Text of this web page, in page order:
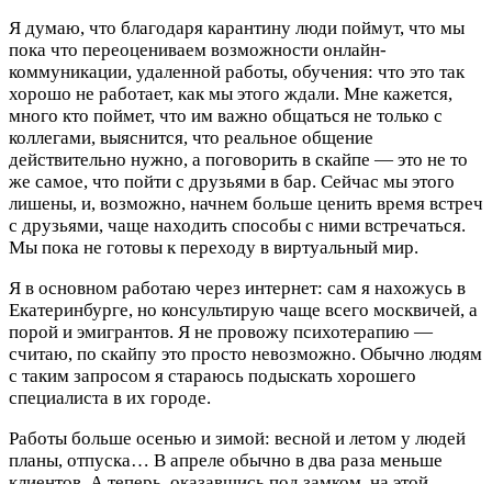
Я думаю, что благодаря карантину люди поймут, что мы
пока что переоцениваем возможности онлайн-
коммуникации, удаленной работы, обучения: что это так
хорошо не работает, как мы этого ждали. Мне кажется,
много кто поймет, что им важно общаться не только с
коллегами, выяснится, что реальное общение
действительно нужно, а поговорить в скайпе — это не то
же самое, что пойти с друзьями в бар. Сейчас мы этого
лишены, и, возможно, начнем больше ценить время встреч
с друзьями, чаще находить способы с ними встречаться.
Мы пока не готовы к переходу в виртуальный мир.
Я в основном работаю через интернет: сам я нахожусь в
Екатеринбурге, но консультирую чаще всего москвичей, а
порой и эмигрантов. Я не провожу психотерапию —
считаю, по скайпу это просто невозможно. Обычно людям
с таким запросом я стараюсь подыскать хорошего
специалиста в их городе.
Работы больше осенью и зимой: весной и летом у людей
планы, отпуска… В апреле обычно в два раза меньше